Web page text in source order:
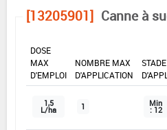
[13205901] Canne à
DOSE
MAX
D'EMPLOI
NOMBRE MAX
D'APPLICATION
STADE
1,5
L/ha 1 Min
: 12